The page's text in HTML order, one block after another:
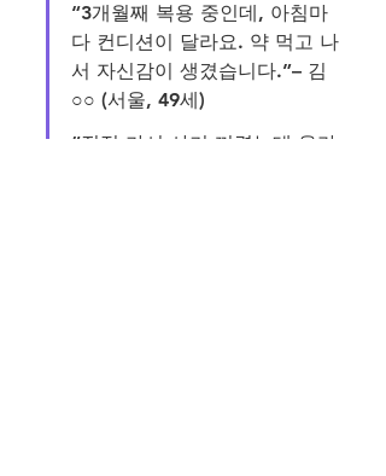
“3개월째 복용 중인데, 아침마
다 컨디션이 달라요. 약 먹고 나
서 자신감이 생겼습니다.”– 김
○○ (서울, 49세)
“직접 가서 사기 꺼렸는데 온라